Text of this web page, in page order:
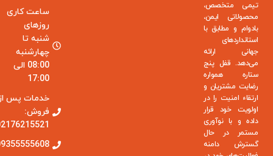
تیمی متخصص،
محصولاتی ایمن،
بادوام و مطابق با
استانداردهای
جهانی ارائه
می‌دهد. قفل پنج
ستاره همواره
رضایت مشتریان و
ارتقاء امنیت را در
اولویت خود قرار
داده و با نوآوری
مستمر در حال
گسترش دامنه
ساعت کاری
روزهای
شنبه تا
چهارشنبه
08:00 الی
17:00
خدمات پس
فروش: